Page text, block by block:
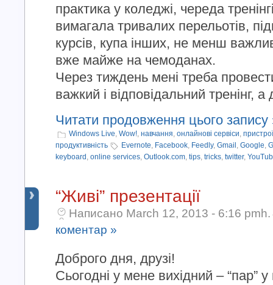
практика у коледжі, череда
вимагала тривалих перельотів,
курсів, купа інших, не менш
вже майже на чемоданах.
Через тиждень мені треба
важкий і відповідальний тренінг, а
Читати продовження цього запису
Windows Live, Wow!, навчання, онлайнові сервіси, пристрої
продуктивність
Evernote, Facebook, Feedly, Gmail , Google,
keyboard , online services, Outlook.com, tips, tricks, twitter,
“Живі” презентації
Написано March 12, 2013 - 6:16 pmh.
коментар »
Доброго дня, друзі!
Сьогодні у мене вихідний – “пар”